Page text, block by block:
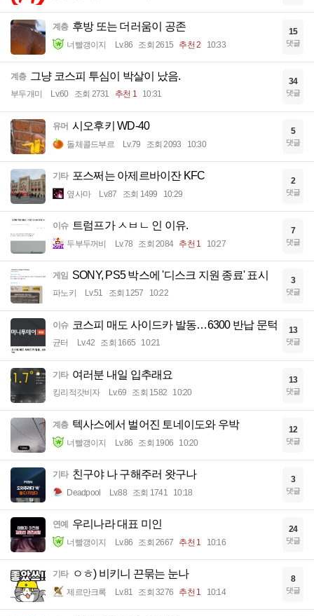
계층 후방 또는 더러움이 공존
너빨갱이지 Lv.86 조회 2615 추천 2 10:33
15
댓글
계층 그냥 코스피 투심이 박살이 났음.
부두개미 Lv.60 조회 2731 추천 1 10:31
34
댓글
유머 시오후키 WD-40
돌체콜드부르 Lv.79 조회 2093 10:30
5
댓글
기타 포스쩌는 아제르바이잔 KFC
옆사마 Lv.87 조회 1499 10:29
2
댓글
이슈 트럼프가 ㅅㅂㄴ 인 이유.
두부두꺼비 Lv.78 조회 2084 추천 1 10:27
7
댓글
게임 SONY, PS5 박스에 '디스크 지원 종료' 표시
파노키 Lv.51 조회 1257 10:22
3
댓글
이슈 코스피 매도 사이드카 발동…6300 반납 문턱
균터 Lv.42 조회 1665 10:21
13
댓글
기타 여러분 내일 입추래요
킹리적갓비자 Lv.69 조회 1582 10:20
13
댓글
계층 텍사스에서 벌어진 토네이도와 우박
너빨갱이지 Lv.86 조회 1906 10:20
12
댓글
기타 친구야 나 구해주러 왓구나
Deadpool Lv.88 조회 1741 10:18
3
댓글
연예 우리나라 대표 미인
너빨갱이지 Lv.86 조회 2667 추천 1 10:16
24
댓글
기타 ㅇㅎ) 비키니 끈묶는 눈나
제르만크록 Lv.81 조회 3276 추천 1 10:14
8
댓글